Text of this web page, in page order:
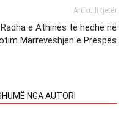
Artikulli tjetër
Radha e Athinës të hedhë në
Marrëveshjen e Prespës
NGA AUTORI